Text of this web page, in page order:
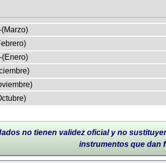
(Enero)
no tienen validez oficial y no
instrumentos que dan